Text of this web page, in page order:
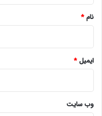
نام*
ایمیل*
وب‌ سایت